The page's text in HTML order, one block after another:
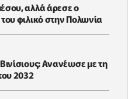
αλλά άρεσε ο
φιλικό στην Πολωνία
Ανανέωσε με τη
2032